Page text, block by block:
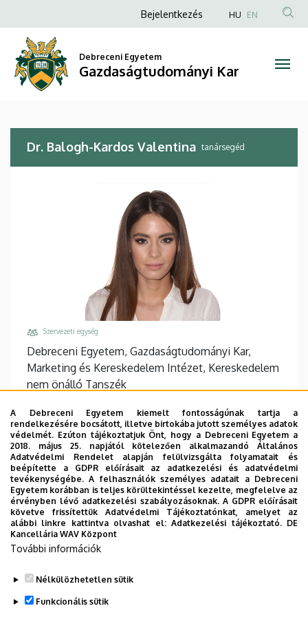
Balogh-
Kardos
Valentina
Gazdaságtudományi
a
tartalomra
Anonim
fiók
menüje
Bejelentkezés HU EN
Debreceni Egyetem
Gazdaságtudományi Kar
Dr. Balogh-Kardos Valentina tanársegéd
Szervezeti egység
Debreceni Egyetem, Gazdaságtudományi Kar,
Marketing és Kereskedelem Intézet, Kereskedelem
nem önálló Tanszék
+36 52 508 444 / 68017
Email
kardos.valentina@econ.unideb.hu
Cím
4032 Debrecen Böszörményi út 138
Épület, emelet, ajtó
"F" épület GTK Fényház
Website
A Debreceni Egyetem kiemelt fontosságúnak tartja a
rendelkezésére bocsátott, illetve birtokába jutott személyes adatok
védelmét. Ezúton tájékoztatjuk Önt, hogy a Debreceni Egyetem a
2018. május 25. napjától kötelezően alkalmazandó Általános
Adatvédelmi Rendelet alapján felülvizsgálta folyamatait és
beépítette a GDPR előírásait az adatkezelési és adatvédelmi
tevékenységébe. A felhasználók személyes adatait a Debreceni
Egyetem korábban is teljes körültekintéssel kezelte, megfelelve az
érvényben lévő adatkezelési szabályozásoknak. A GDPR előírásait
követve frissítettük Adatvédelmi Tájékoztatónkat, amelyet az
alábbi linkre kattintva olvashat el:Adatkezelési tájékoztató. DE
Kancellária WAV Központ
További információk
Nélkülözhetetlen sütik
Funkcionális sütik